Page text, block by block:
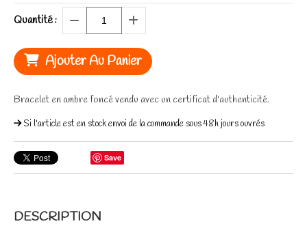
Quantité :
Ajouter Au Panier
Bracelet en ambre foncé vendu avec un certificat d'authenticité.
Si l'article est en stock envoi de la commande sous 48h jours ouvrés
Save
DESCRIPTION